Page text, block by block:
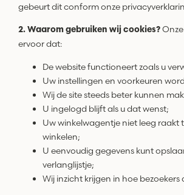
gebeurt dit conform onze
2. Waarom gebruiken wij cookies?
ervoor dat:
De website functioneert zoals u
Uw instellingen en voorkeuren
Wij de site steeds beter kunnen
U ingelogd blijft als u dat wenst;
Uw winkelwagentje niet leeg raakt
winkelen;
U eenvoudig gegevens kunt
verlanglijstje;
Wij inzicht krijgen in hoe bezoekers